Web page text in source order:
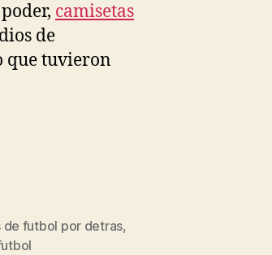
camisetas
de
que tuvieron
de futbol por detras,